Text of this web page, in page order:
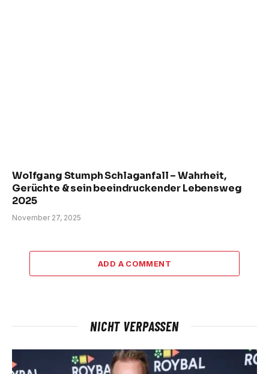
Wolfgang Stumph Schlaganfall – Wahrheit,
Gerüchte & sein beeindruckender Lebensweg
2025
November 27, 2025
ADD A COMMENT
NICHT VERPASSEN